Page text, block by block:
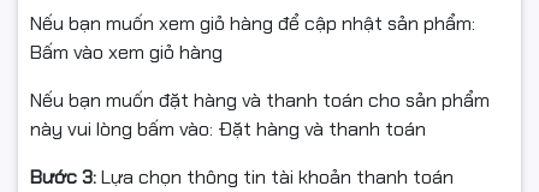
Dell Pro 13 Plus được trang bị vi xử lýIntel Core Ultra 5
236V (Lunar Lake),cho khả năng xử lý mượt mà các
chỉnh sửa nội dung cơ bản. Kiến trúc mới giúp máy vận
hành hiệu quả hơn, tối ưu điện năng và cải thiện thời
lượng pin.
Nếu bạn muốn xem giỏ hàng để cập nhật sản phẩm:
Bấm vào xem giỏ hàng
Nếu bạn muốn đặt hàng và thanh toán cho sản phẩm
này vui lòng bấm vào: Đặt hàng và thanh toán
Bước 3:Lựa chọn thông tin tài khoản thanh toán